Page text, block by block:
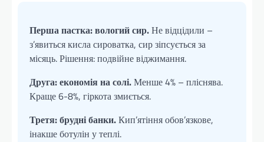
Перша пастка: вологий сир.Не відцідили –
з’явиться кисла сироватка, сир зіпсується за
місяць. Рішення: подвійне віджимання.
Друга: економія на солі.Менше 4% – пліснява.
Краще 6-8%, гіркота змиється.
Третя: брудні банки.Кип’ятіння обов’язкове,
інакше ботулін у теплі.